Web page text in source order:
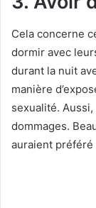
Cela concerne
dormir avec
durant la nuit
manière
sexualité.
dommages.
auraient